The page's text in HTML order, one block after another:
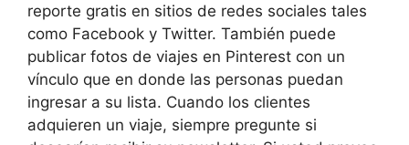
reporte gratis en sitios de redes sociales tales
como Facebook y Twitter. También puede
publicar fotos de viajes en Pinterest con un
vínculo que en donde las personas puedan
ingresar a su lista. Cuando los clientes
adquieren un viaje, siempre pregunte si